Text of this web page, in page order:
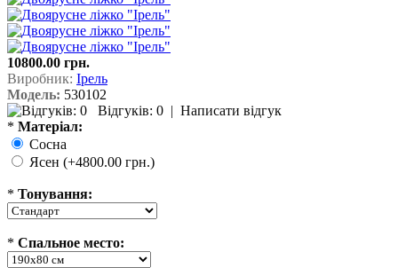
10800.00 грн.
Виробник: Ірель
Модель: 530102
Відгуків: 0 | Написати відгук
* Матеріал:
Сосна
Ясен (+4800.00 грн.)
* Тонування:
* Спальное место: